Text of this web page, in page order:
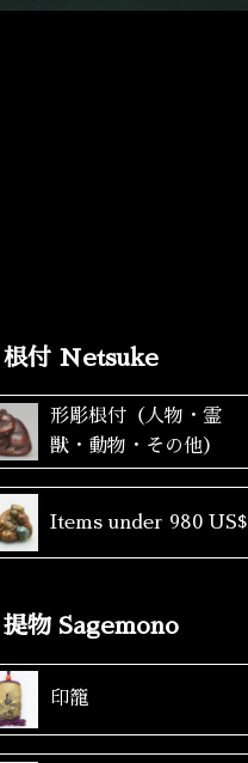
根付 Netsuke
形彫根付（人物・霊
獣・動物・その他）
Items under 980 US$
提物 Sagemono
印籠